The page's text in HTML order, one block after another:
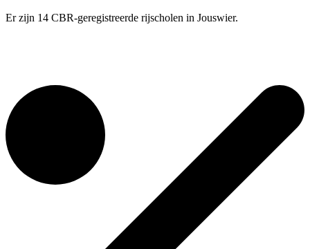
Er zijn 14 CBR-geregistreerde rijscholen in Jouswier.